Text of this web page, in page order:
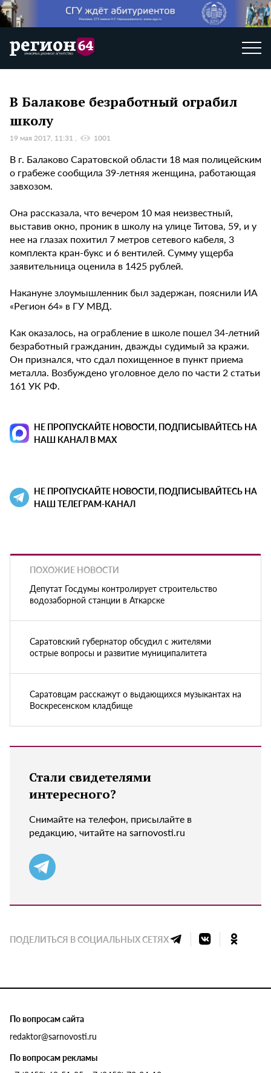
В Балакове безработный ограбил
школу
19 мая 2017, 11:31 1001
В г. Балаково Саратовской области 18 мая полицейским
о грабеже сообщила 39-летняя женщина, работающая
завхозом.
Она рассказала, что вечером 10 мая неизвестный,
выставив окно, проник в школу на улице Титова, 59, и у
нее на глазах похитил 7 метров сетевого кабеля, 3
комплекта кран-букс и 6 вентилей. Сумму ущерба
заявительница оценила в 1425 рублей.
Накануне злоумышленник был задержан, пояснили ИА
«Регион 64» в ГУ МВД.
Как оказалось, на ограбление в школе пошел 34-летний
безработный гражданин, дважды судимый за кражи.
Он признался, что сдал похищенное в пункт приема
металла. Возбуждено уголовное дело по части 2 статьи
161 УК РФ.
НЕ ПРОПУСКАЙТЕ НОВОСТИ, ПОДПИСЫВАЙТЕСЬ НА
НАШ КАНАЛ В MAX
НЕ ПРОПУСКАЙТЕ НОВОСТИ, ПОДПИСЫВАЙТЕСЬ НА
НАШ ТЕЛЕГРАМ-КАНАЛ
ПОХОЖИЕ НОВОСТИ
Депутат Госдумы контролирует строительство
водозаборной станции в Аткарске
Саратовский губернатор обсудил с жителями
острые вопросы и развитие муниципалитета
Саратовцам расскажут о выдающихся музыкантах на
Воскресенском кладбище
Стали свидетелями
интересного?
Снимайте на телефон, присылайте в
редакцию, читайте на sarnovosti.ru
ПОДЕЛИТЬСЯ В СОЦИАЛЬНЫХ СЕТЯХ
По вопросам сайта
redaktor@sarnovosti.ru
По вопросам рекламы